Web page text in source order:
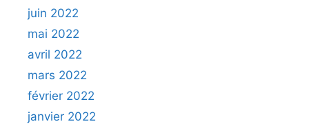
juin 2022
mai 2022
avril 2022
mars 2022
février 2022
janvier 2022